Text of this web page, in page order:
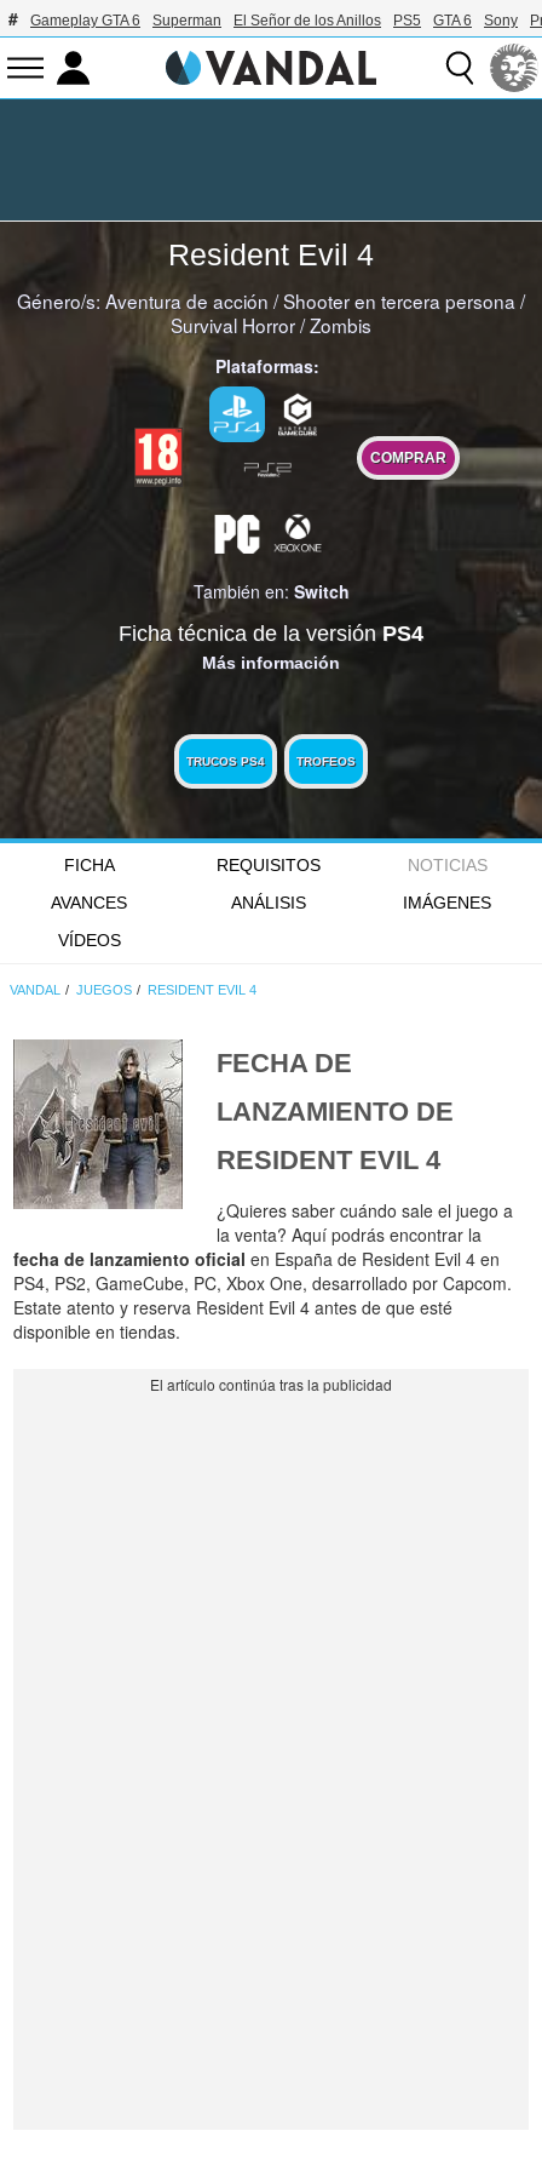
Gameplay GTA 6 Superman El Señor de los Anillos PS5 GTA 6 Sony
Resident Evil 4
Género/s: Aventura de acción /Shooter en tercera persona /
Survival Horror/Zombis
Plataformas:
COMPRAR
También en: Switch
Ficha técnica de la versiónPS4
Más información
TRUCOS PS4 TROFEOS
FICHA REQUISITOS
NOTICIAS
AVANCES
ANÁLISIS
IMÁGENES
VÍDEOS
VANDAL JUEGOS RESIDENT EVIL 4
FECHA DE
LANZAMIENTO DE
RESIDENT EVIL 4
¿Quieres saber cuándo sale el juego a
la venta? Aquí podrás encontrar la
fecha de lanzamiento oficial en España de Resident Evil 4 en
PS4, PS2, GameCube, PC, Xbox One, desarrollado por Capcom.
Estate atento y reserva Resident Evil 4 antes de que esté
disponible en tiendas.